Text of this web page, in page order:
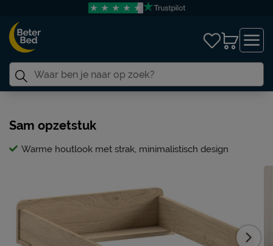
Sam opzetstuk
Warme houtlook met strak, minimalistisch design